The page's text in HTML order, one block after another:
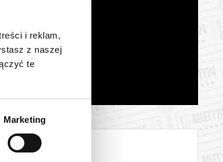
i reklam,
z naszej
te
Marketing